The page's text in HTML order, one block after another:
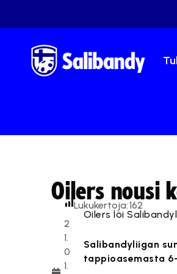
Oilers nousi
2
1.
0
1.
Lukukertoja:162
Oilers löi
Salibandyliigan
tappioasemasta